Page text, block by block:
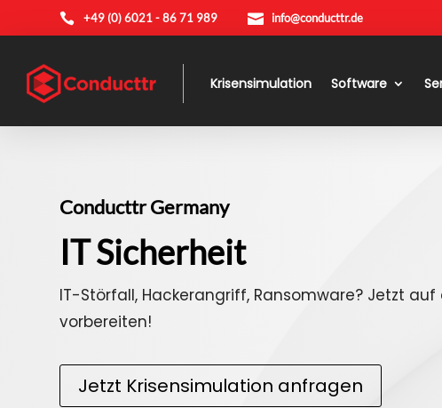
 +49 (0) 6021 - 86 71 989  info@conducttr.de
Krisensimulation Software
Conducttr Germany
IT Sicherheit
IT-Störfall, Hackerangriff, Ransomware? Jetzt auf
vorbereiten!
Jetzt Krisensimulation anfragen